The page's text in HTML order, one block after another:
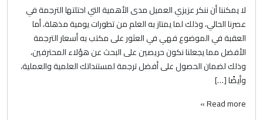
لا يمكننا أن ننكر عزيزي العميل مدى الأهمية التي احتلتها الترجمة في
عصرنا الحالي، وذلك لما يمتاز به العلم من تطورات يومية مذهلة، أما
العقبة في الموضوع فهي في العثور على مكتب به أسعار الترجمة
الأفضل مما يجعلنا نكون حريصين على البحث عن هؤلاء المحترفين،
وذلك لضمان الحصول على أفضل ترجمة لمستنداتك العلمية والعملية،
وأيضًا […]
Read more »